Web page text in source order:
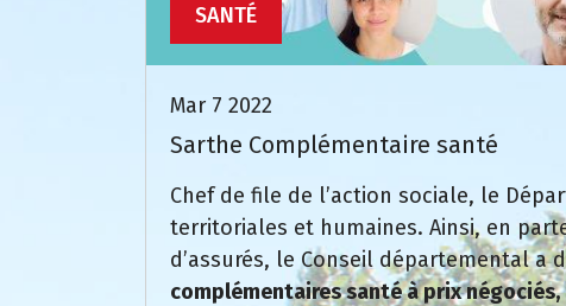
SANTÉ
Mar 7 2022
Sarthe Complémentaire santé
Chef de file de l’action sociale, le
territoriales et humaines. Ainsi, en
d’assurés, le Conseil départemental a
complémentaires santé à prix